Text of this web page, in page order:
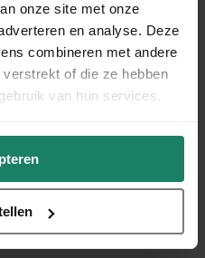
onze site met onze
en analyse. Deze
combineren met andere
of die ze hebben
van hun services.